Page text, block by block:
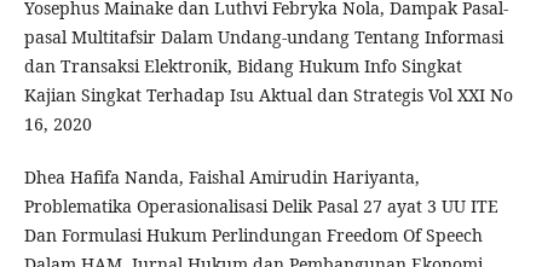
Yosephus Mainake dan Luthvi Febryka Nola, Dampak Pasal-
pasal Multitafsir Dalam Undang-undang Tentang Informasi
dan Transaksi Elektronik, Bidang Hukum Info Singkat
Kajian Singkat Terhadap Isu Aktual dan Strategis Vol XXI No
16, 2020
Dhea Hafifa Nanda, Faishal Amirudin Hariyanta,
Problematika Operasionalisasi Delik Pasal 27 ayat 3 UU ITE
Dan Formulasi Hukum Perlindungan Freedom Of Speech